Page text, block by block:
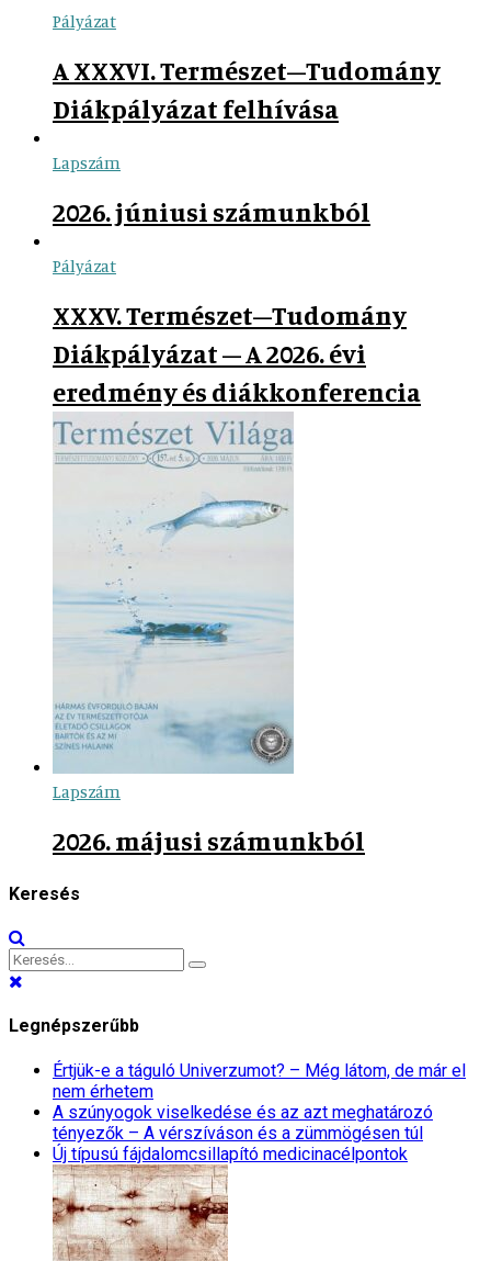
Pályázat
A XXXVI. Természet–Tudomány
Diákpályázat felhívása
Lapszám
2026. júniusi számunkból
Pályázat
XXXV. Természet–Tudomány
Diákpályázat – A 2026. évi
eredmény és diákkonferencia
Lapszám
2026. májusi számunkból
Keresés
Legnépszerűbb
Értjük-e a táguló Univerzumot? – Még látom, de már el
nem érhetem
A szúnyogok viselkedése és az azt meghatározó
tényezők – A vérszíváson és a zümmögésen túl
Új típusú fájdalomcsillapító medicinacélpontok